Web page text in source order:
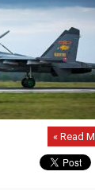
Read